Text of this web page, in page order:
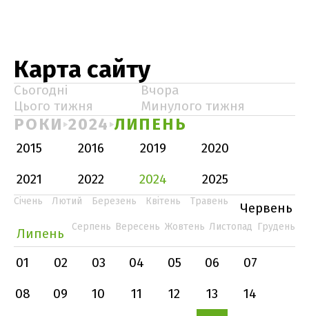
Карта сайту
Сьогодні
Вчора
Цього тижня
Минулого тижня
РОКИ 2024 ЛИПЕНЬ
2015 2016 2019
2020
2021
2022 2024 2025
Січень Лютий Березень Квітень Травень
Червень
Липень
Серпень Вересень Жовтень Листопад Грудень
01 02 03 04 05 06
07
08
09 10 11 12 13
14